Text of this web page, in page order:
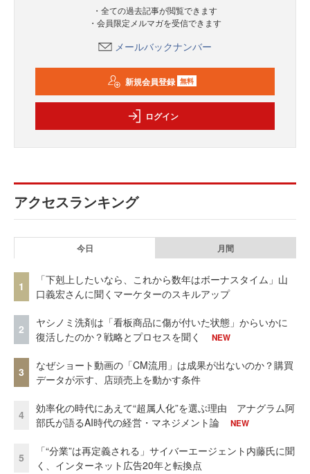
・全ての過去記事が閲覧できます
・会員限定メルマガを受信できます
メールバックナンバー
新規会員登録 無料
ログイン
アクセスランキング
今日 月間
1
「下剋上したいなら、これから数年はボーナスタイム」山
口義宏さんに聞くマーケターのスキルアップ
2
ヤシノミ洗剤は「看板商品に傷が付いた状態」からいかに
復活したのか？戦略とプロセスを聞く
NEW
3
なぜショート動画の「CM流用」は成果が出ないのか？購買
データが示す、店頭売上を動かす条件
4
効率化の時代にあえて“超属人化”を選ぶ理由 アナグラム阿
部氏が語るAI時代の経営・マネジメント論
NEW
5
「“分業”は再定義される」サイバーエージェント内藤氏に聞
く、インターネット広告20年と転換点